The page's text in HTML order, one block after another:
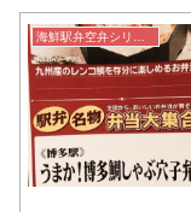
海鮮駅弁空弁シリーズ